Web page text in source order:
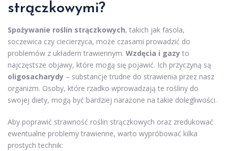
strączkowymi?
Spożywanie roślin strączkowych, takich jak fasola,
soczewica czy ciecierzyca, może czasami prowadzić do
problemów z układem trawiennym. Wzdęcia i gazy to
najczęstsze objawy, które mogą się pojawić. Ich przyczyną są
oligosacharydy – substancje trudne do strawienia przez nasz
organizm. Osoby, które rzadko wprowadzają te rośliny do
swojej diety, mogą być bardziej narażone na takie dolegliwości.
Aby poprawić strawność roślin strączkowych oraz zredukować
ewentualne problemy trawienne, warto wypróbować kilka
prostych technik: